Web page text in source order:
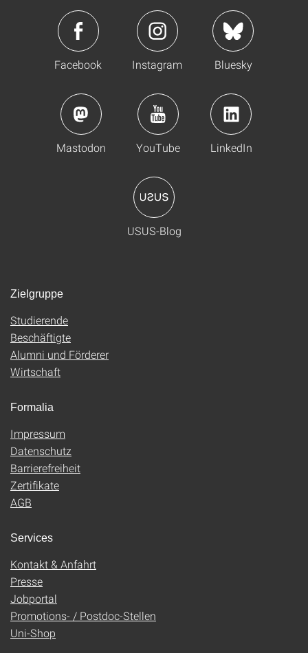
Facebook Instagram Bluesky
Mastodon YouTube LinkedIn
USUS-Blog
Zielgruppe
Studierende
Beschäftigte
Alumni und Förderer
Wirtschaft
Formalia
Impressum
Datenschutz
Barrierefreiheit
Zertifikate
AGB
Services
Kontakt & Anfahrt
Presse
Jobportal
Promotions- / Postdoc-Stellen
Uni-Shop